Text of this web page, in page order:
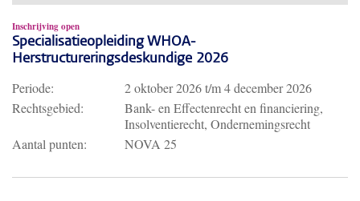
Inschrijving open
Specialisatieopleiding WHOA-
Herstructureringsdeskundige 2026
Periode: 2 oktober 2026t/m4 december 2026
Rechtsgebied:
Bank- en Effectenrecht en financiering,
Insolventierecht, Ondernemingsrecht
Aantal punten:
NOVA 25